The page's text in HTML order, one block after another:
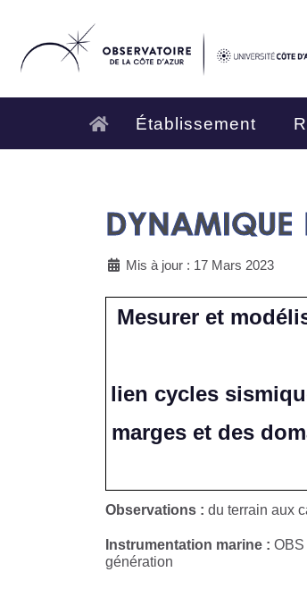
Établissement
DYNAMIQUE
Mis à jour : 17 Mars 2023
Mesurer et
lien cycles
marges et des
Observations : du terrain aux
Instrumentation marine : OBS
génération